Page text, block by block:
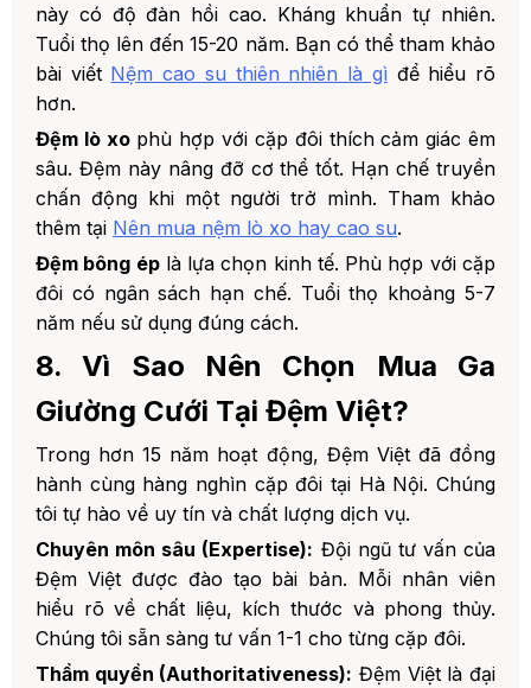
này có độ đàn hồi cao. Kháng khuẩn tự nhiên.
Tuổi thọ lên đến 15-20 năm. Bạn có thể tham khảo
bài viết Nệm cao su thiên nhiên là gìđể hiểu rõ
hơn.
Đệm lò xophù hợp với cặp đôi thích cảm giác êm
sâu. Đệm này nâng đỡ cơ thể tốt. Hạn chế truyền
chấn động khi một người trở mình. Tham khảo
thêm tại Nên mua nệm lò xo hay cao su.
Đệm bông éplà lựa chọn kinh tế. Phù hợp với cặp
đôi có ngân sách hạn chế. Tuổi thọ khoảng 5-7
năm nếu sử dụng đúng cách.
8. Vì Sao Nên Chọn Mua Ga
Giường Cưới Tại Đệm Việt?
Trong hơn 15 năm hoạt động, Đệm Việt đã đồng
hành cùng hàng nghìn cặp đôi tại Hà Nội. Chúng
tôi tự hào về uy tín và chất lượng dịch vụ.
Chuyên môn sâu (Expertise): Đội ngũ tư vấn của
Đệm Việt được đào tạo bài bản. Mỗi nhân viên
hiểu rõ về chất liệu, kích thước và phong thủy.
Chúng tôi sẵn sàng tư vấn 1-1 cho từng cặp đôi.
Thẩm quyền (Authoritativeness): Đệm Việt là đại